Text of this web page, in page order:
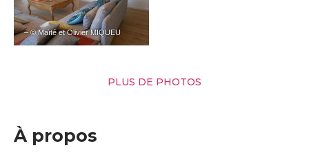
– © Maïté et Olivier MIQUEU
PLUS DE PHOTOS
À propos